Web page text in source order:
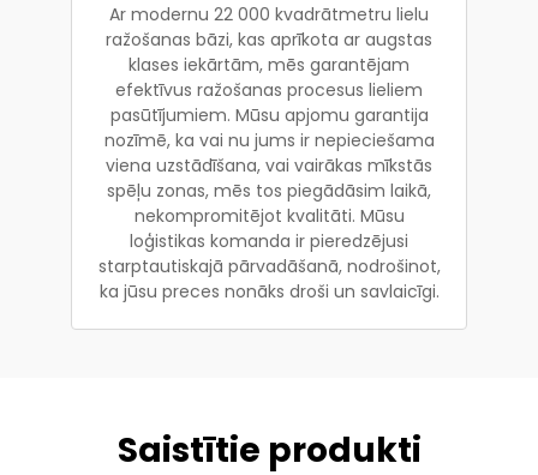
Ar modernu 22 000 kvadrātmetru lielu
ražošanas bāzi, kas aprīkota ar augstas
klases iekārtām, mēs garantējam
efektīvus ražošanas procesus lieliem
pasūtījumiem. Mūsu apjomu garantija
nozīmē, ka vai nu jums ir nepieciešama
viena uzstādīšana, vai vairākas mīkstās
spēļu zonas, mēs tos piegādāsim laikā,
nekompromitējot kvalitāti. Mūsu
loģistikas komanda ir pieredzējusi
starptautiskajā pārvadāšanā, nodrošinot,
ka jūsu preces nonāks droši un savlaicīgi.
Saistītie produkti